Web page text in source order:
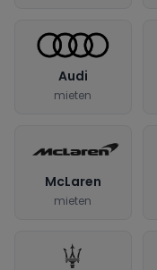
Audi
mieten
McLaren
mieten